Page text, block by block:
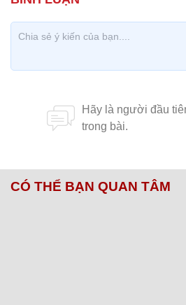
CÓ THỂ BẠN QUAN TÂM